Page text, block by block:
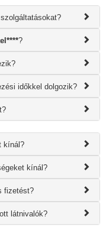
?
időkkel dolgozik?
kínál?
kínál?
fizetést?
látnivalók?